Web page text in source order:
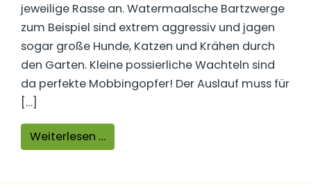
jeweilige Rasse an. Watermaalsche Bartzwerge
zum Beispiel sind extrem aggressiv und jagen
sogar große Hunde, Katzen und Krähen durch
den Garten. Kleine possierliche Wachteln sind
da perfekte Mobbingopfer! Der Auslauf muss für
[…]
Weiterlesen …from Kann man Zwerghühner und